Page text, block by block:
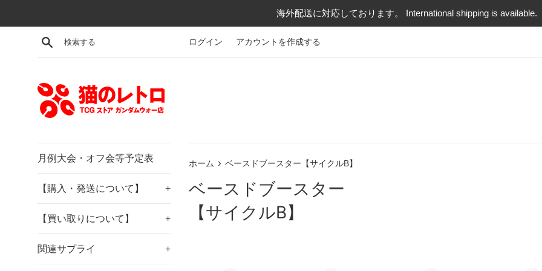
海外配送に対応しております。 International shipping is available.
検索する ログイン アカウントを作成する
月例大会・オフ会等予定表
【購入・発送について】 +
【買い取りについて】 +
関連サプライ +
ホーム › ベースドブースター【サイクルB】
ベースドブースター
【サイクルB】